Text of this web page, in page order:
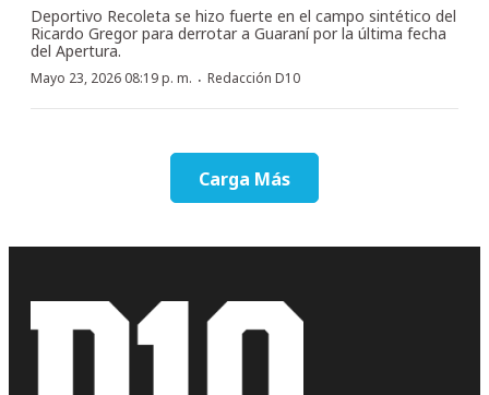
Deportivo Recoleta se hizo fuerte en el campo sintético del
Ricardo Gregor para derrotar a Guaraní por la última fecha
del Apertura.
Mayo 23, 2026 08:19 p. m. · Redacción D10
Carga Más